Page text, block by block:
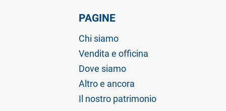
PAGINE
Chi siamo
Vendita e officina
Dove siamo
Altro e ancora
Il nostro patrimonio